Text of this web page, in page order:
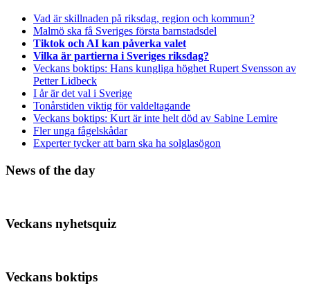
Vad är skillnaden på riksdag, region och kommun?
Malmö ska få Sveriges första barnstadsdel
Tiktok och AI kan påverka valet
Vilka är partierna i Sveriges riksdag?
Veckans boktips: Hans kungliga höghet Rupert Svensson av
Petter Lidbeck
I år är det val i Sverige
Tonårstiden viktig för valdeltagande
Veckans boktips: Kurt är inte helt död av Sabine Lemire
Fler unga fågelskådar
Experter tycker att barn ska ha solglasögon
News of the day
Veckans nyhetsquiz
Veckans boktips